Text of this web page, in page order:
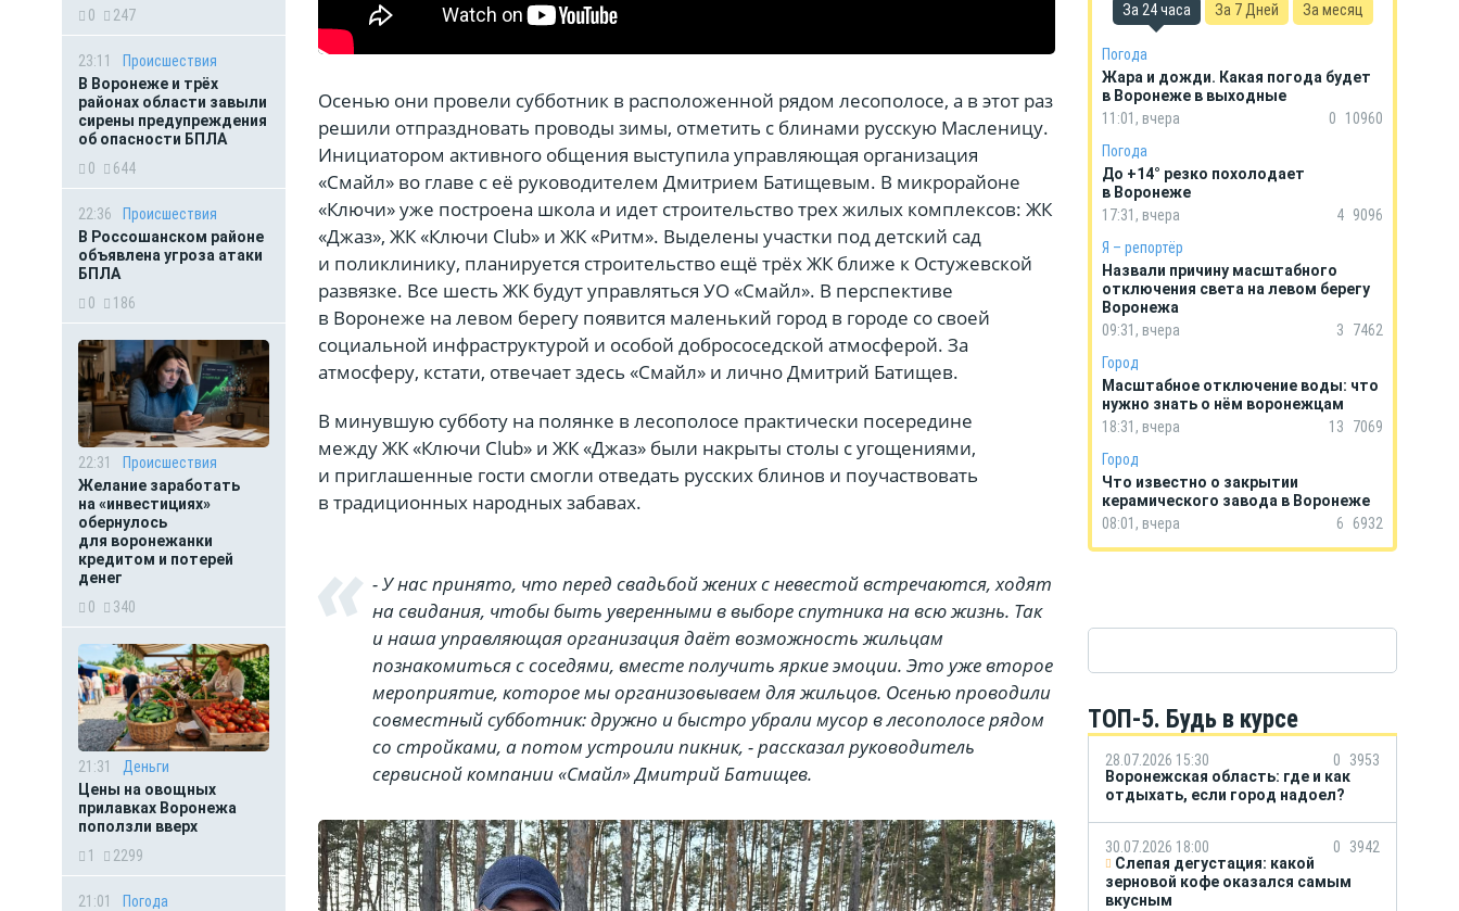
0
247
23:11
Происшествия
В Воронеже и трёх
районах области завыли
сирены предупреждения
об опасности БПЛА
0
644
22:36
Происшествия
В Россошанском районе
объявлена угроза атаки
БПЛА
0
186
22:31
Происшествия
Желание заработать
на «инвестициях»
обернулось
для воронежанки
кредитом и потерей
денег
0
340
21:31
Деньги
Цены на овощных
прилавках Воронежа
поползли вверх
1
2299
21:01
Погода
Осенью они провели субботник в расположенной рядом лесополосе, а в этот раз
решили отпраздновать проводы зимы, отметить с блинами русскую Масленицу.
Инициатором активного общения выступила управляющая организация
«Смайл» во главе с её руководителем Дмитрием Батищевым. В микрорайоне
«Ключи» уже построена школа и идет строительство трех жилых комплексов: ЖК
«Джаз», ЖК «Ключи Club» и ЖК «Ритм». Выделены участки под детский сад
и поликлинику, планируется строительство ещё трёх ЖК ближе к Остужевской
развязке. Все шесть ЖК будут управляться УО «Смайл». В перспективе
в Воронеже на левом берегу появится маленький город в городе со своей
социальной инфраструктурой и особой добрососедской атмосферой. За
атмосферу, кстати, отвечает здесь «Смайл» и лично Дмитрий Батищев.
В минувшую субботу на полянке в лесополосе практически посередине
между ЖК «Ключи Club» и ЖК «Джаз» были накрыты столы с угощениями,
и приглашенные гости смогли отведать русских блинов и поучаствовать
в традиционных народных забавах.
- У нас принято, что перед свадьбой жених с невестой встречаются, ходят
на свидания, чтобы быть уверенными в выборе спутника на всю жизнь. Так
и наша управляющая организация даёт возможность жильцам
познакомиться с соседями, вместе получить яркие эмоции. Это уже второе
мероприятие, которое мы организовываем для жильцов. Осенью проводили
совместный субботник: дружно и быстро убрали мусор в лесополосе рядом
со стройками, а потом устроили пикник, - рассказал руководитель
сервисной компании «Смайл» Дмитрий Батищев.
За 24 часа За 7 Дней За месяц
Погода
Жара и дожди. Какая погода будет
в Воронеже в выходные
11:01, вчера
0
10960
Погода
До +14° резко похолодает
в Воронеже
17:31, вчера
4 9096
Я – репортёр
Назвали причину масштабного
отключения света на левом берегу
Воронежа
09:31, вчера
3
7462
Город
Масштабное отключение воды: что
нужно знать о нём воронежцам
18:31, вчера
13
7069
Город
Что известно о закрытии
керамического завода в Воронеже
08:01, вчера
6 6932
ТОП-5. Будь в курсе
28.07.2026 15:30 0
3953
Воронежская область: где и как
отдыхать, если город надоел?
30.07.2026 18:00 0
3942
Слепая дегустация: какой
зерновой кофе оказался самым
вкусным